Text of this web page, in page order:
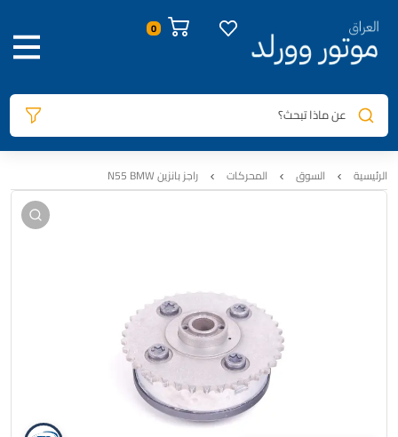
0
عن ماذا تبحث؟
الرئيسية السوق المحركات راجز بانزين N55 BMW
صور المنتج معلومات المنتج الوصف السيارات المتوافقة